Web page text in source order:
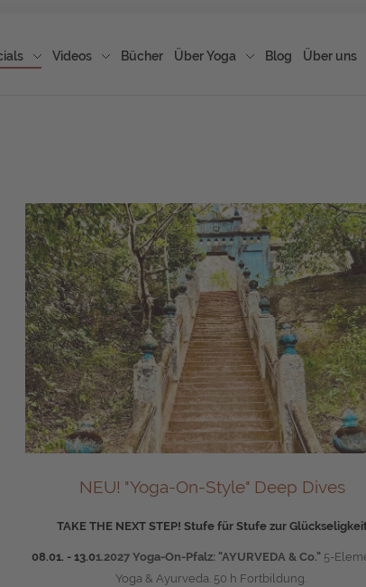
Videos Bücher Über Yoga Blog Über uns
NEU! "Yoga-On-Style" Deep Dives
TAKE THE NEXT STEP! Stufe für Stufe zur
08.01. - 13.01.2027 Yoga-On-Pfalz: "AYURVEDA & Co." 5-
Yoga & Ayurveda. 50 h Fortbildung.